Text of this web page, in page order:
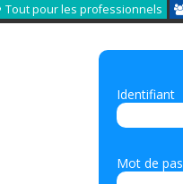
Tout pour les professionnels
Identifiant
Mot de